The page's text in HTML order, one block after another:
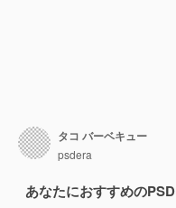
タコ バーベキュー
psdera
あなたにおすすめのPSD